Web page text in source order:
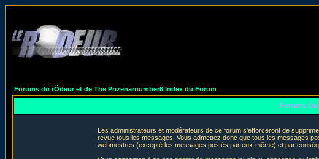
Forums du rÔdeur et de The Prizenarnumber6 Index du Forum
Forums
Les administrateurs et modérateurs de ce forum s'efforceront de
revue tous les messages. Vous admettez donc que tous les messages
webmestres (excepté les messages postés par eux-même) et par